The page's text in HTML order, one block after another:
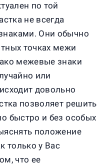
по той
не всегда
Они обычно
точках межи
межевые знаки
или
довольно
позволяет решить
быстро и без особых
положение
только у Вас
что ее